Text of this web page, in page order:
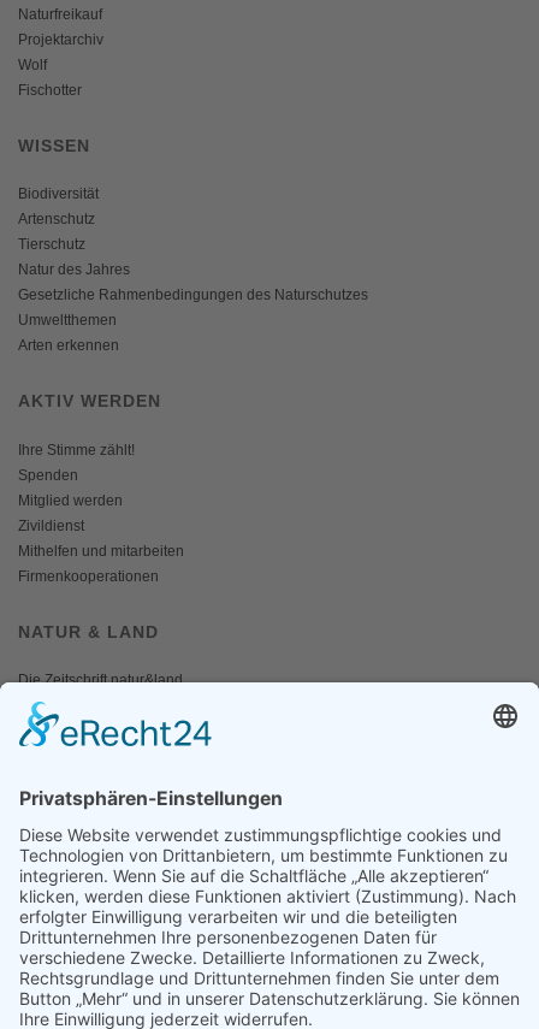
Naturfreikauf
Projektarchiv
Wolf
Fischotter
WISSEN
Biodiversität
Artenschutz
Tierschutz
Natur des Jahres
Gesetzliche Rahmenbedingungen des Naturschutzes
Umweltthemen
Arten erkennen
AKTIV WERDEN
Ihre Stimme zählt!
Spenden
Mitglied werden
Zivildienst
Mithelfen und mitarbeiten
Firmenkooperationen
NATUR & LAND
Die Zeitschrift natur&land
Archiv
Mediadaten
Fotos und Logos
Presseaussendungen
Presse
Presseinformationen abonnieren
ÜBER UNS
Naturschutzbund